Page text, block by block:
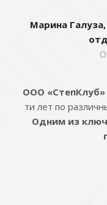
Марина
ООО «СтепКлуб»
ти лет по
Одним из